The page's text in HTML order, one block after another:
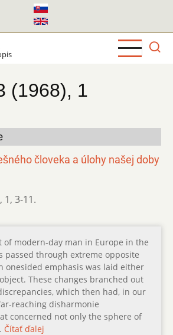
(1968), 1
človeka a úlohy našej doby
, 1, 3-11.
of modern-day man in Europe in the
passed through extreme opposite
onesided emphasis was laid either
These changes branched out
which then had, in our
reaching disharmonie
concerned not only the sphere of
Čítať ďalej